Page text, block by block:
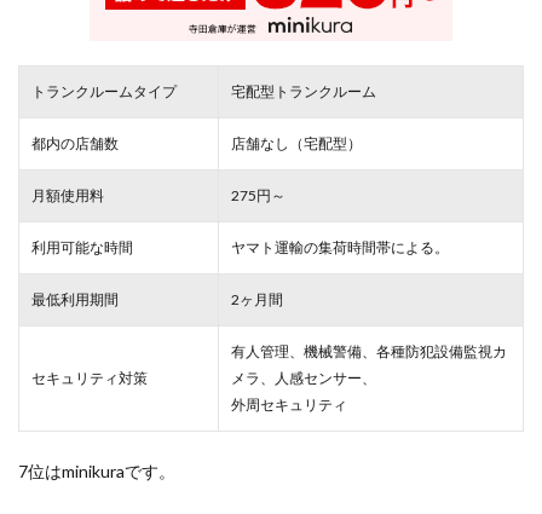
トランクルームタイプ 宅配型トランクルーム
都内の店舗数 店舗なし（宅配型）
月額使用料 275円～
利用可能な時間 ヤマト運輸の集荷時間帯による。
最低利用期間 2ヶ月間
セキュリティ対策
有人管理、機械警備、各種防犯設備監視カ
メラ、人感センサー、
外周セキュリティ
7位はminikuraです。